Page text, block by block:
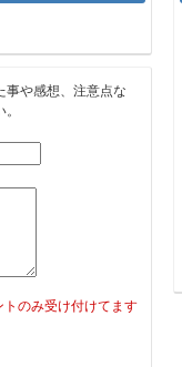
事や感想、注意点な
のみ受け付けてます